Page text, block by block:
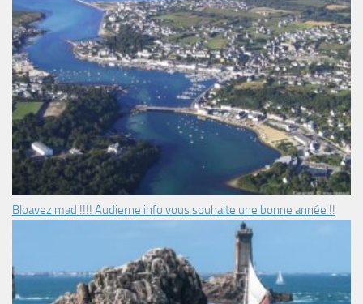
Bloavez mad !!!! Audierne info vous souhaite une bonne année !!